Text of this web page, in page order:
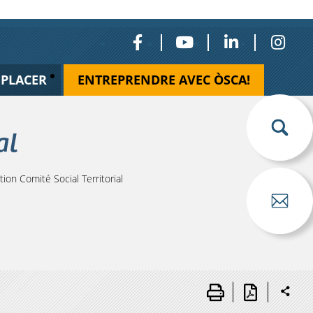
ENTREPRENDRE AVEC ÒSCA!
Comité Social Territorial